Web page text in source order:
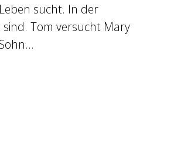
sucht. In der
Tom versucht Mary